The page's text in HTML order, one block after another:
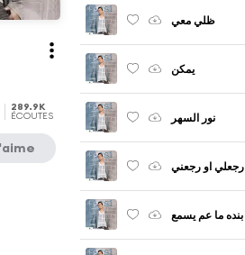
289.9K
ÉCOUTES
ظلي معي
يمكن
نور السهر
رجعلي او رجعني
بنده ما عم يسمع